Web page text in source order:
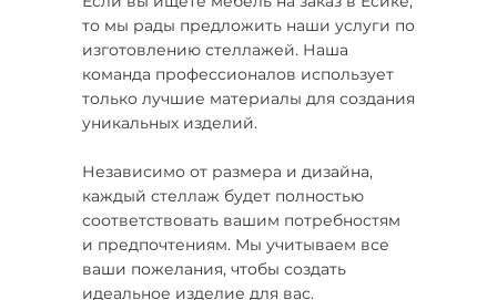
то мы рады предложить наши услуги по
изготовлению стеллажей. Наша
команда профессионалов использует
только лучшие материалы для создания
уникальных изделий.
Независимо от размера и дизайна,
каждый стеллаж будет полностью
соответствовать вашим потребностям
и предпочтениям. Мы учитываем все
ваши пожелания, чтобы создать
идеальное изделие для вас.